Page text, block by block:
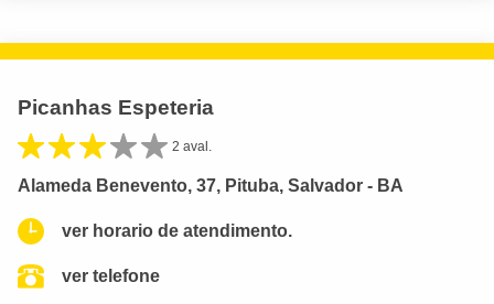
Picanhas Espeteria
2 aval.
Alameda Benevento, 37, Pituba, Salvador - BA
ver horario de atendimento.
ver telefone